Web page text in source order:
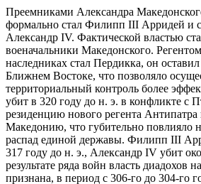
Преемниками Александра
формально стал Филипп III Арридей и
Александр IV. Фактической властью
военачальники Македонского.
наследниках стал Пердикка, он
Ближнем Востоке, что позволяло
территориальный контроль более
убит в 320 году до н. э. в конфликте с
резиденцию нового регента Антипатра
Македонию, что губительно повлияло
распад единой державы. Филипп III
317 году до н. э., Александр IV убит
результате ряда войн власть диадохов
признана, в период с 306-го до 304-го